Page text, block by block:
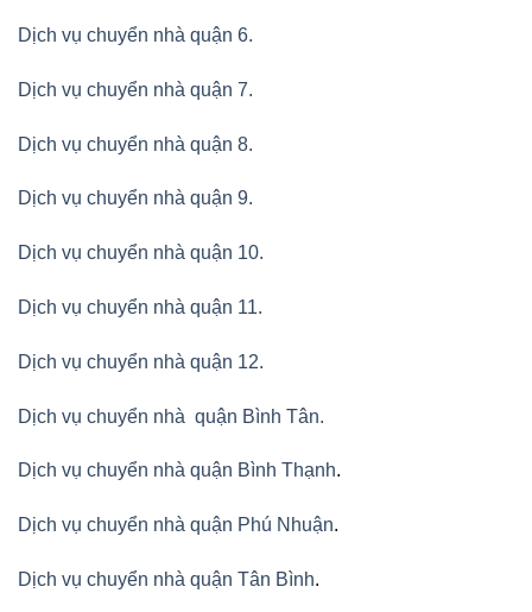
Dịch vụ chuyển nhà quận 6.
Dịch vụ chuyển nhà quận 7.
Dịch vụ chuyển nhà quận 8.
Dịch vụ chuyển nhà quận 9.
Dịch vụ chuyển nhà quận 10.
Dịch vụ chuyển nhà quận 11.
Dịch vụ chuyển nhà quận 12.
Dịch vụ chuyển nhà quận Bình Tân.
Dịch vụ chuyển nhà quận Bình Thạnh.
Dịch vụ chuyển nhà quận Phú Nhuận.
Dịch vụ chuyển nhà quận Tân Bình.